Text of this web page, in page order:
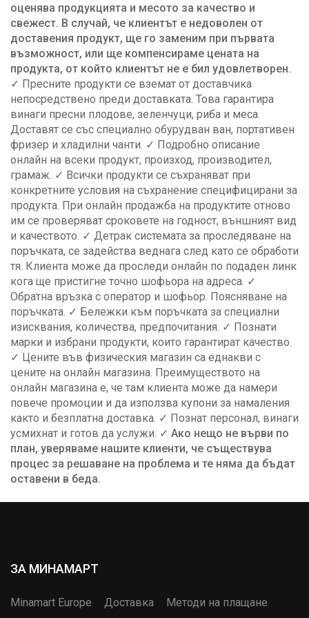
оценява продукцията и месото за качество и
свежест. В случай, че клиентът е недоволен от
доставения продукт, ще го заменим при първата
възможност, или ще компенсираме цената на
продукта, от който клиентът не е бил удовлетворен.
✓ Пресните продукти се вземат от доставчика
непосредствено преди доставката. Това гарантира
винаги пресни плодове, зеленчуци, риба и меса.
Доставят се със специално обурудван ван, портативен
фризер и хладилни чанти. ✓ Подробно описание
онлайн на всеки продукт, произход, производител,
грамаж. ✓ Всички продукти се съхраняват при
конкретните условия на съхранение специфицирани за
продукта. При онлайн продажба на продуктите отново
им се проверяват сроковете на годност, външният вид
и качеството. ✓ Детрак системата за проследяване на
поръчката, се задейства веднага след като се обработи
тя. Клиента може да проследи онлайн по подаден линк
кога ще пристигне точно шофьора на адреса. ✓
Обратна връзка с оператор и шофьор. Поясняване на
поръчката. ✓ Бележки към поръчката за специални
изисквания, количества, предпочитания. ✓ Познати
марки и избрани продукти, които гарантират качество.
✓ Цените във физическия магазин са еднакви с
цените на онлайн магазина. Преимуществото на
онлайн магазина е, че там клиента може да намери
повече промоции и да използва купони за намаления
както и безплатна доставка. ✓ Познат персонал, винаги
усмихнат и готов да услужи. ✓ Ако нещо не върви по
план, уверяваме нашите клиенти, че съществува
процес за решаване на проблема и те няма да бъдат
оставени в беда.
ЗА МИНАМАРТ
Minamart Europe Доставка
Методи на плащане